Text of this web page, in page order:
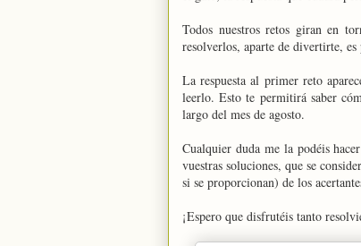
Todos nuestros retos giran en
resolverlos, aparte de divertirte,
La respuesta al primer reto
leerlo. Esto te permitirá saber
largo del mes de agosto.
Cualquier duda me la podéis
vuestras soluciones, que se
si se proporcionan) de los
¡Espero que disfrutéis tanto